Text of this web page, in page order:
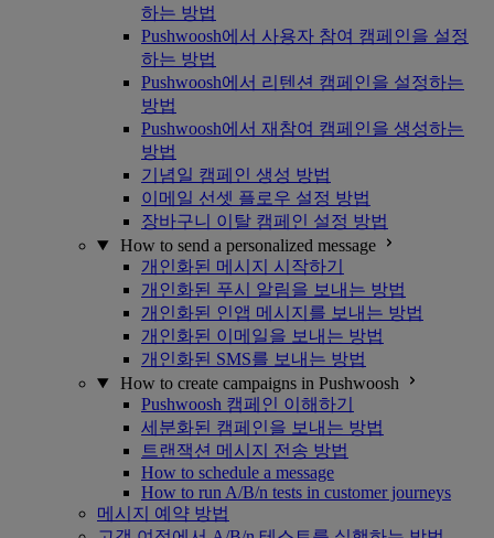
하는 방법
Pushwoosh에서 사용자 참여 캠페인을 설정
하는 방법
Pushwoosh에서 리텐션 캠페인을 설정하는
방법
Pushwoosh에서 재참여 캠페인을 생성하는
방법
기념일 캠페인 생성 방법
이메일 선셋 플로우 설정 방법
장바구니 이탈 캠페인 설정 방법
How to send a personalized message
개인화된 메시지 시작하기
개인화된 푸시 알림을 보내는 방법
개인화된 인앱 메시지를 보내는 방법
개인화된 이메일을 보내는 방법
개인화된 SMS를 보내는 방법
How to create campaigns in Pushwoosh
Pushwoosh 캠페인 이해하기
세분화된 캠페인을 보내는 방법
트랜잭션 메시지 전송 방법
How to schedule a message
How to run A/B/n tests in customer journeys
메시지 예약 방법